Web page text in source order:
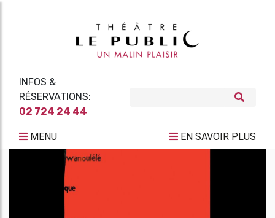
INFOS &
RÉSERVATIONS:
02 724 24 44
MENU EN SAVOIR PLUS